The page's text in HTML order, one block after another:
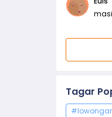
Tagar